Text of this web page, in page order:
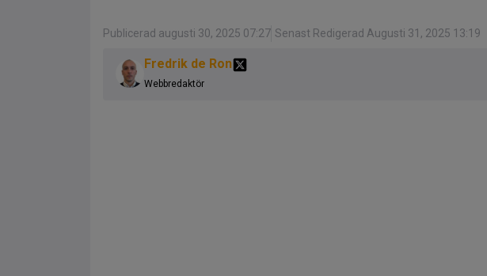
Publicerad augusti 30, 2025 07:27 Senast Redigerad Augusti 31, 2025 13:19
Fredrik de Ron
Webbredaktör